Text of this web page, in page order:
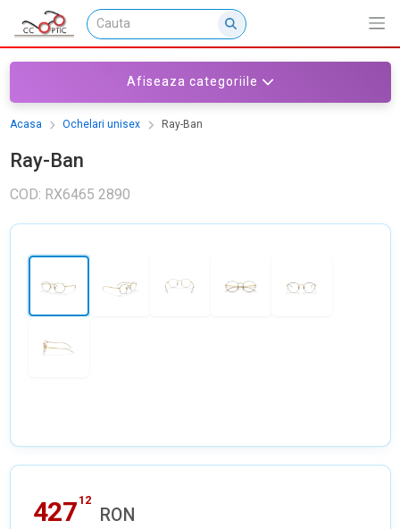
Afiseaza categoriile
Acasa Ochelari unisex Ray-Ban
Ray-Ban
COD: RX6465 2890
427 12
RON